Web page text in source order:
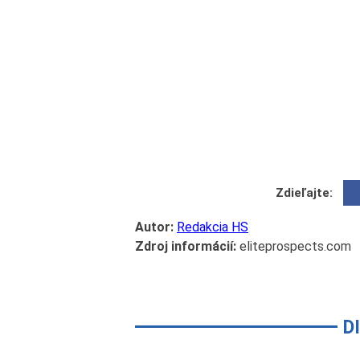
Zdieľajte:
Autor: Redakcia HS
Zdroj informácií: eliteprospects.com